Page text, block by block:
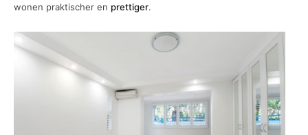
wonen praktischer en prettiger.